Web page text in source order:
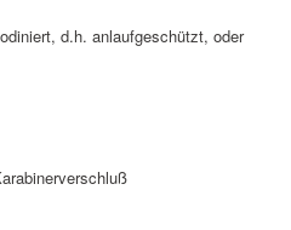
d.h. anlaufgeschützt, oder